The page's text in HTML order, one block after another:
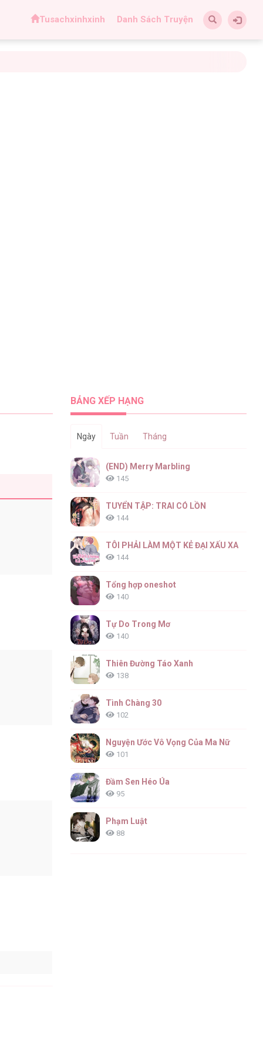
Tusachxinhxinh Danh Sách Truyện
BẢNG XẾP HẠNG
Ngày Tuần Tháng
(END) Merry Marbling
145
TUYỂN TẬP: TRAI CÓ LỒN
144
TÔI PHẢI LÀM MỘT KẺ ĐẠI XẤU XA
144
Tổng hợp oneshot
140
Tự Do Trong Mơ
140
Thiên Đường Táo Xanh
138
Tình Chàng 30
102
Nguyện Ước Vô Vọng Của Ma Nữ
101
Đầm Sen Héo Úa
95
Phạm Luật
88